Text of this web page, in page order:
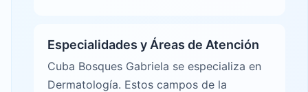
Especialidades y Áreas de Atención
Cuba Bosques Gabriela se especializa en
Dermatología. Estos campos de la